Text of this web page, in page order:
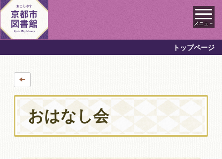
メニュ－
トップページ
おはなし会